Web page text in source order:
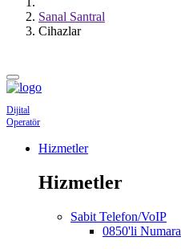
Sanal Santral
Cihazlar
Dijital
Operatör
Hizmetler
Hizmetler
Sabit Telefon/VoIP
0850'li Numara